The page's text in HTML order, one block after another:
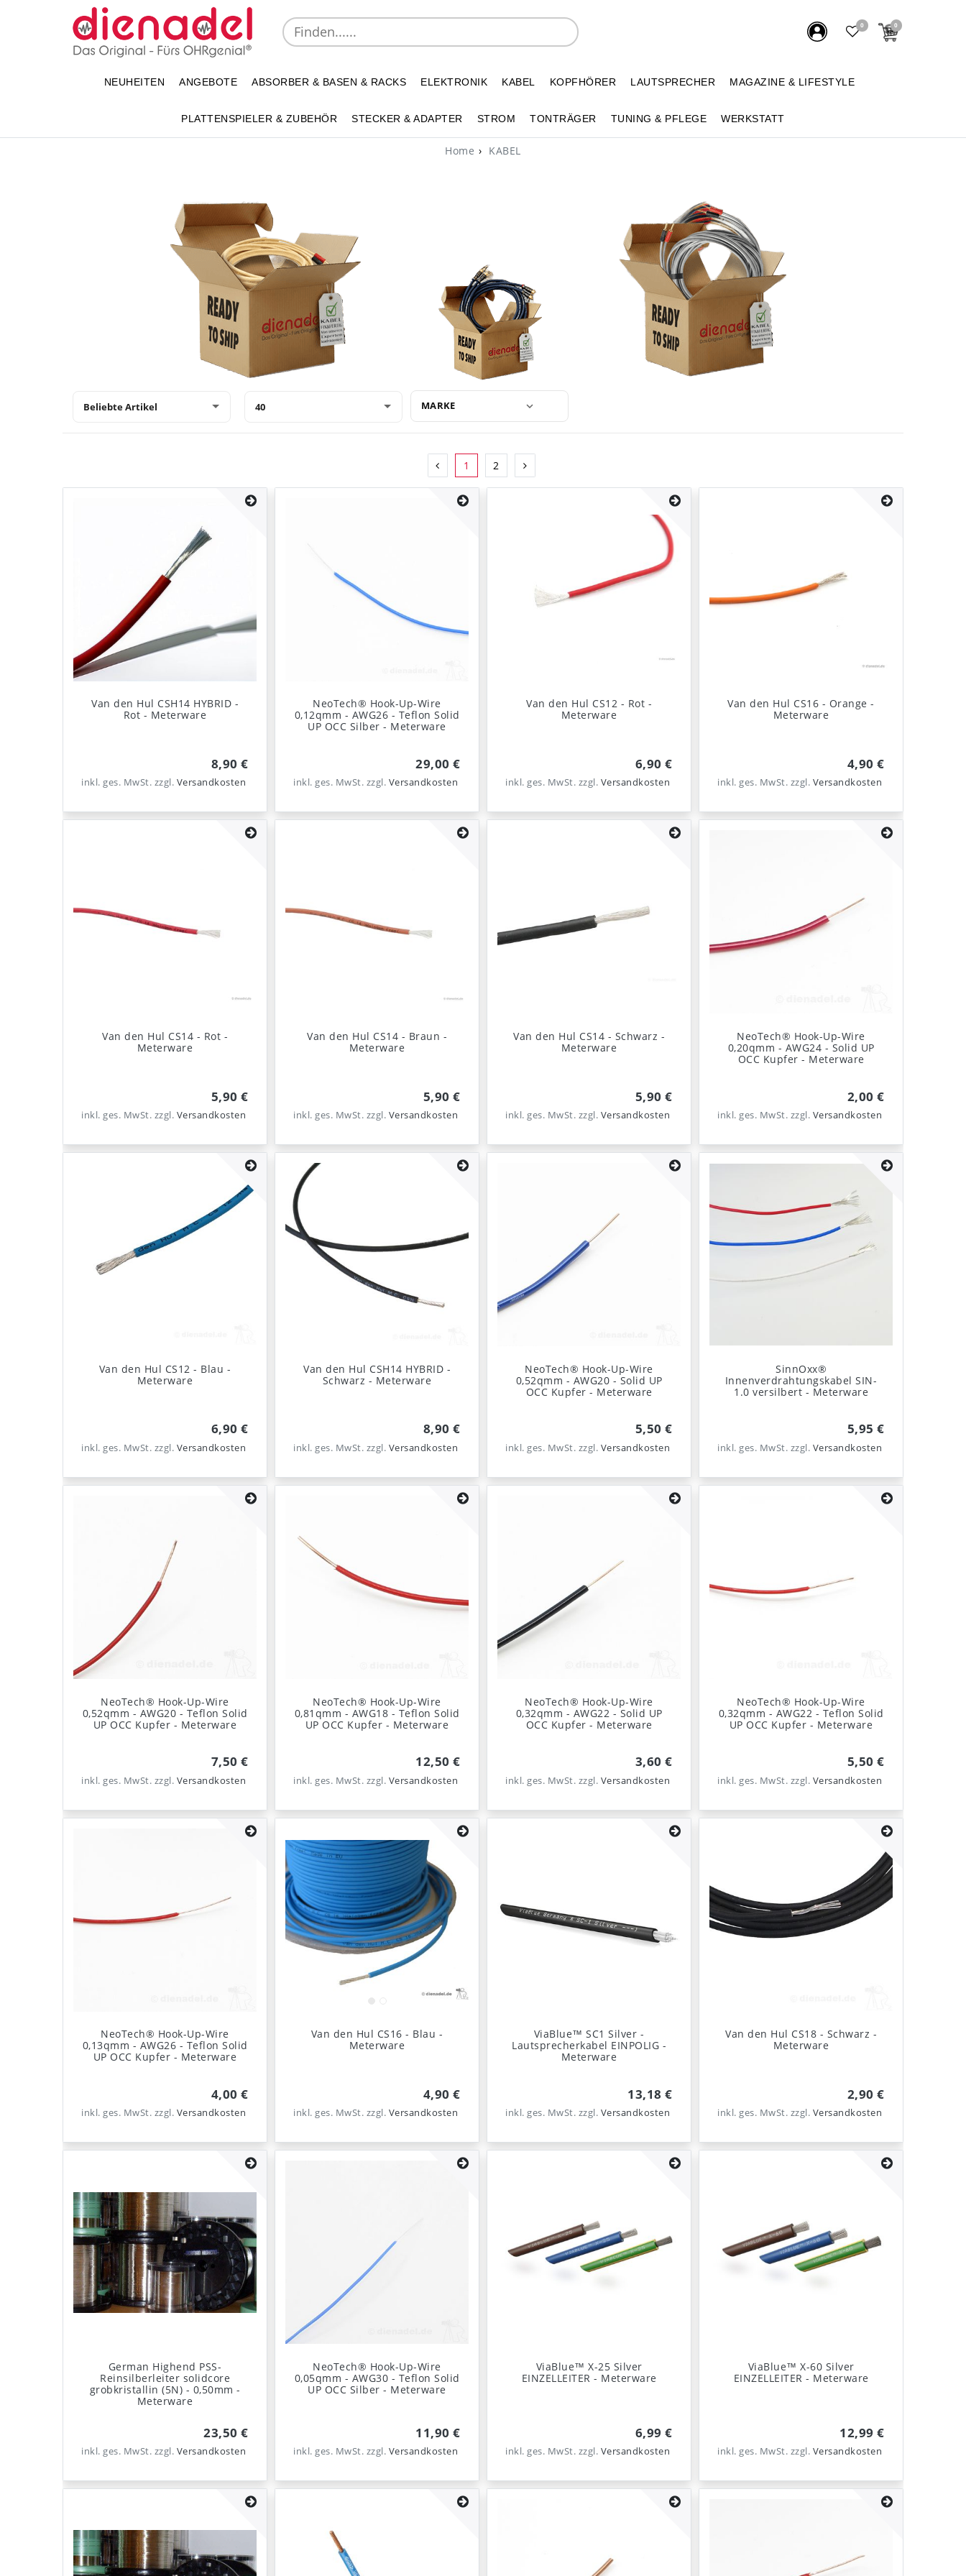
0 0
NEUHEITEN ANGEBOTE ABSORBER & BASEN & RACKS ELEKTRONIK KABEL KOPFHÖRER LAUTSPRECHER MAGAZINE & LIFESTYLE
PLATTENSPIELER & ZUBEHÖR STECKER & ADAPTER STROM TONTRÄGER TUNING & PFLEGE WERKSTATT
Home KABEL
MARKE
1 2
Van den Hul CSH14 HYBRID -
Rot - Meterware
8,90 €
inkl. ges. MwSt. zzgl. Versandkosten
NeoTech® Hook-Up-Wire
0,12qmm - AWG26 - Teflon Solid
UP OCC Silber - Meterware
29,00 €
inkl. ges. MwSt. zzgl. Versandkosten
Van den Hul CS12 - Rot -
Meterware
6,90 €
inkl. ges. MwSt. zzgl. Versandkosten
Van den Hul CS16 - Orange -
Meterware
4,90 €
inkl. ges. MwSt. zzgl. Versandkosten
Van den Hul CS14 - Rot -
Meterware
5,90 €
inkl. ges. MwSt. zzgl. Versandkosten
Van den Hul CS14 - Braun -
Meterware
5,90 €
inkl. ges. MwSt. zzgl. Versandkosten
Van den Hul CS14 - Schwarz -
Meterware
5,90 €
inkl. ges. MwSt. zzgl. Versandkosten
NeoTech® Hook-Up-Wire
0,20qmm - AWG24 - Solid UP
OCC Kupfer - Meterware
2,00 €
inkl. ges. MwSt. zzgl. Versandkosten
Van den Hul CS12 - Blau -
Meterware
6,90 €
inkl. ges. MwSt. zzgl. Versandkosten
Van den Hul CSH14 HYBRID -
Schwarz - Meterware
8,90 €
inkl. ges. MwSt. zzgl. Versandkosten
NeoTech® Hook-Up-Wire
0,52qmm - AWG20 - Solid UP
OCC Kupfer - Meterware
5,50 €
inkl. ges. MwSt. zzgl. Versandkosten
SinnOxx®
Innenverdrahtungskabel SIN-
1.0 versilbert - Meterware
5,95 €
inkl. ges. MwSt. zzgl. Versandkosten
NeoTech® Hook-Up-Wire
0,52qmm - AWG20 - Teflon Solid
UP OCC Kupfer - Meterware
7,50 €
inkl. ges. MwSt. zzgl. Versandkosten
NeoTech® Hook-Up-Wire
0,81qmm - AWG18 - Teflon Solid
UP OCC Kupfer - Meterware
12,50 €
inkl. ges. MwSt. zzgl. Versandkosten
NeoTech® Hook-Up-Wire
0,32qmm - AWG22 - Solid UP
OCC Kupfer - Meterware
3,60 €
inkl. ges. MwSt. zzgl. Versandkosten
NeoTech® Hook-Up-Wire
0,32qmm - AWG22 - Teflon Solid
UP OCC Kupfer - Meterware
5,50 €
inkl. ges. MwSt. zzgl. Versandkosten
NeoTech® Hook-Up-Wire
0,13qmm - AWG26 - Teflon Solid
UP OCC Kupfer - Meterware
4,00 €
inkl. ges. MwSt. zzgl. Versandkosten
Van den Hul CS16 - Blau -
Meterware
4,90 €
inkl. ges. MwSt. zzgl. Versandkosten
ViaBlue™ SC1 Silver -
Lautsprecherkabel EINPOLIG -
Meterware
13,18 €
inkl. ges. MwSt. zzgl. Versandkosten
Van den Hul CS18 - Schwarz -
Meterware
2,90 €
inkl. ges. MwSt. zzgl. Versandkosten
German Highend PSS-
Reinsilberleiter solidcore
grobkristallin (5N) - 0,50mm -
Meterware
23,50 €
inkl. ges. MwSt. zzgl. Versandkosten
NeoTech® Hook-Up-Wire
0,05qmm - AWG30 - Teflon Solid
UP OCC Silber - Meterware
11,90 €
inkl. ges. MwSt. zzgl. Versandkosten
ViaBlue™ X-25 Silver
EINZELLEITER - Meterware
6,99 €
inkl. ges. MwSt. zzgl. Versandkosten
ViaBlue™ X-60 Silver
EINZELLEITER - Meterware
12,99 €
inkl. ges. MwSt. zzgl. Versandkosten